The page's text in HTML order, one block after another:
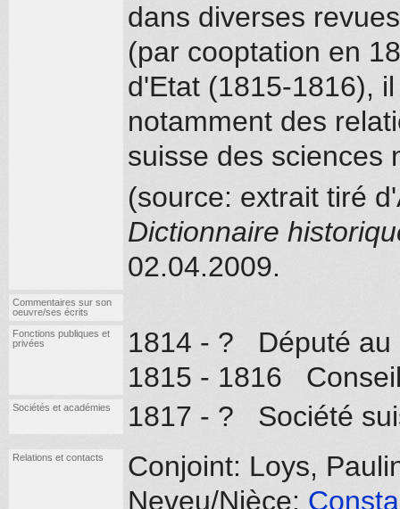
dans diverses
(par cooptation en
d'Etat (1815-1816),
notamment des
suisse des sciences
(source: extrait tiré
Dictionnaire
02.04.2009.
Commentaires sur son
oeuvre/ses écrits
Fonctions publiques et
privées
1814 - ? Député au
1815 - 1816
Sociétés et académies 1817 - ? Société
Relations et contacts
Conjoint: Loys,
Neveu/Nièce: